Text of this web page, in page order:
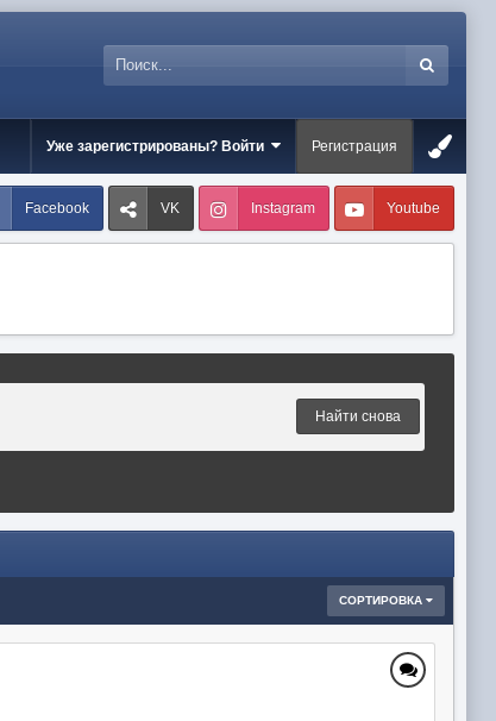
Уже зарегистрированы? Войти Регистрация
Facebook VK Instagram Youtube
Найти снова
СОРТИРОВКА